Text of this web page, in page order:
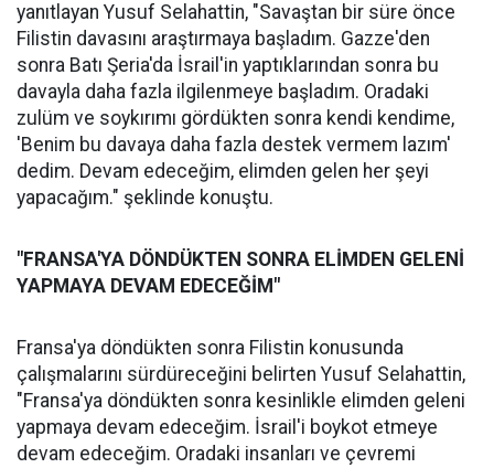
yanıtlayan Yusuf Selahattin, "Savaştan bir süre önce
Filistin davasını araştırmaya başladım. Gazze'den
sonra Batı Şeria'da İsrail'in yaptıklarından sonra bu
davayla daha fazla ilgilenmeye başladım. Oradaki
zulüm ve soykırımı gördükten sonra kendi kendime,
'Benim bu davaya daha fazla destek vermem lazım'
dedim. Devam edeceğim, elimden gelen her şeyi
yapacağım." şeklinde konuştu.
"FRANSA'YA DÖNDÜKTEN SONRA ELİMDEN GELENİ
YAPMAYA DEVAM EDECEĞİM"
Fransa'ya döndükten sonra Filistin konusunda
çalışmalarını sürdüreceğini belirten Yusuf Selahattin,
"Fransa'ya döndükten sonra kesinlikle elimden geleni
yapmaya devam edeceğim. İsrail'i boykot etmeye
devam edeceğim. Oradaki insanları ve çevremi